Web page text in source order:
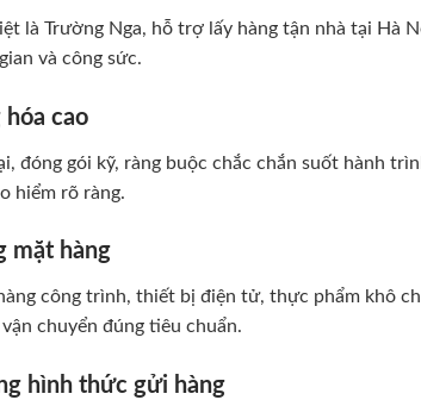
là Trường Nga, hỗ trợ lấy hàng tận nhà tại Hà
và công sức.
hóa cao
đóng gói kỹ, ràng buộc chắc chắn suốt hành
hiểm rõ ràng.
mặt hàng
công trình, thiết bị điện tử, thực phẩm khô
chuyển đúng tiêu chuẩn.
hình thức gửi hàng